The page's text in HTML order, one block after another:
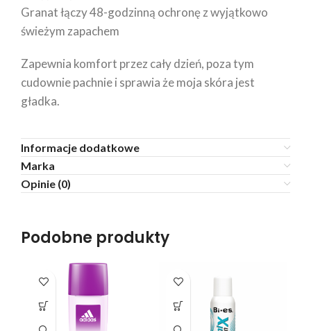
Granat łączy 48-godzinną ochronę z wyjątkowo
świeżym zapachem
Zapewnia komfort przez cały dzień, poza tym
cudownie pachnie i sprawia że moja skóra jest
gładka.
Informacje dodatkowe
Marka
Opinie (0)
Podobne produkty